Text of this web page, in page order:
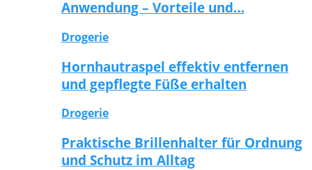
Anwendung – Vorteile und…
Drogerie
Hornhautraspel effektiv entfernen
und gepflegte Füße erhalten
Drogerie
Praktische Brillenhalter für Ordnung
und Schutz im Alltag